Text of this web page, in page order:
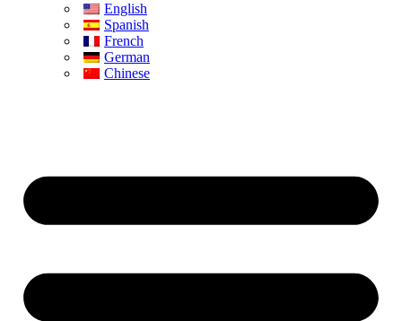
English
Spanish
French
German
Chinese